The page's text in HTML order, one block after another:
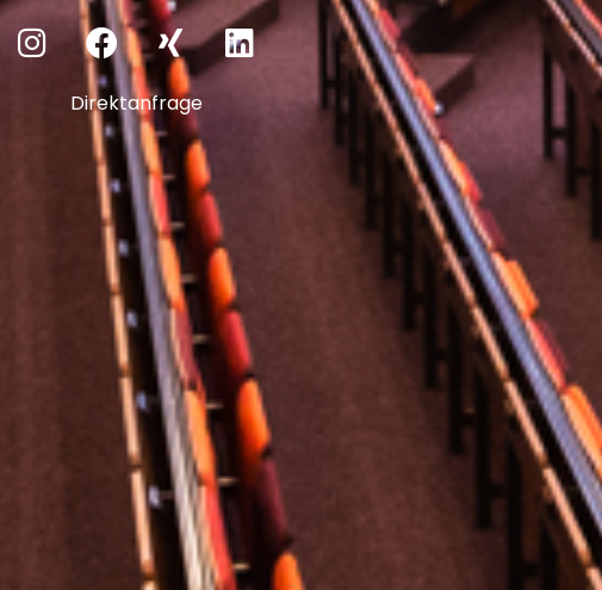
Direktanfrage